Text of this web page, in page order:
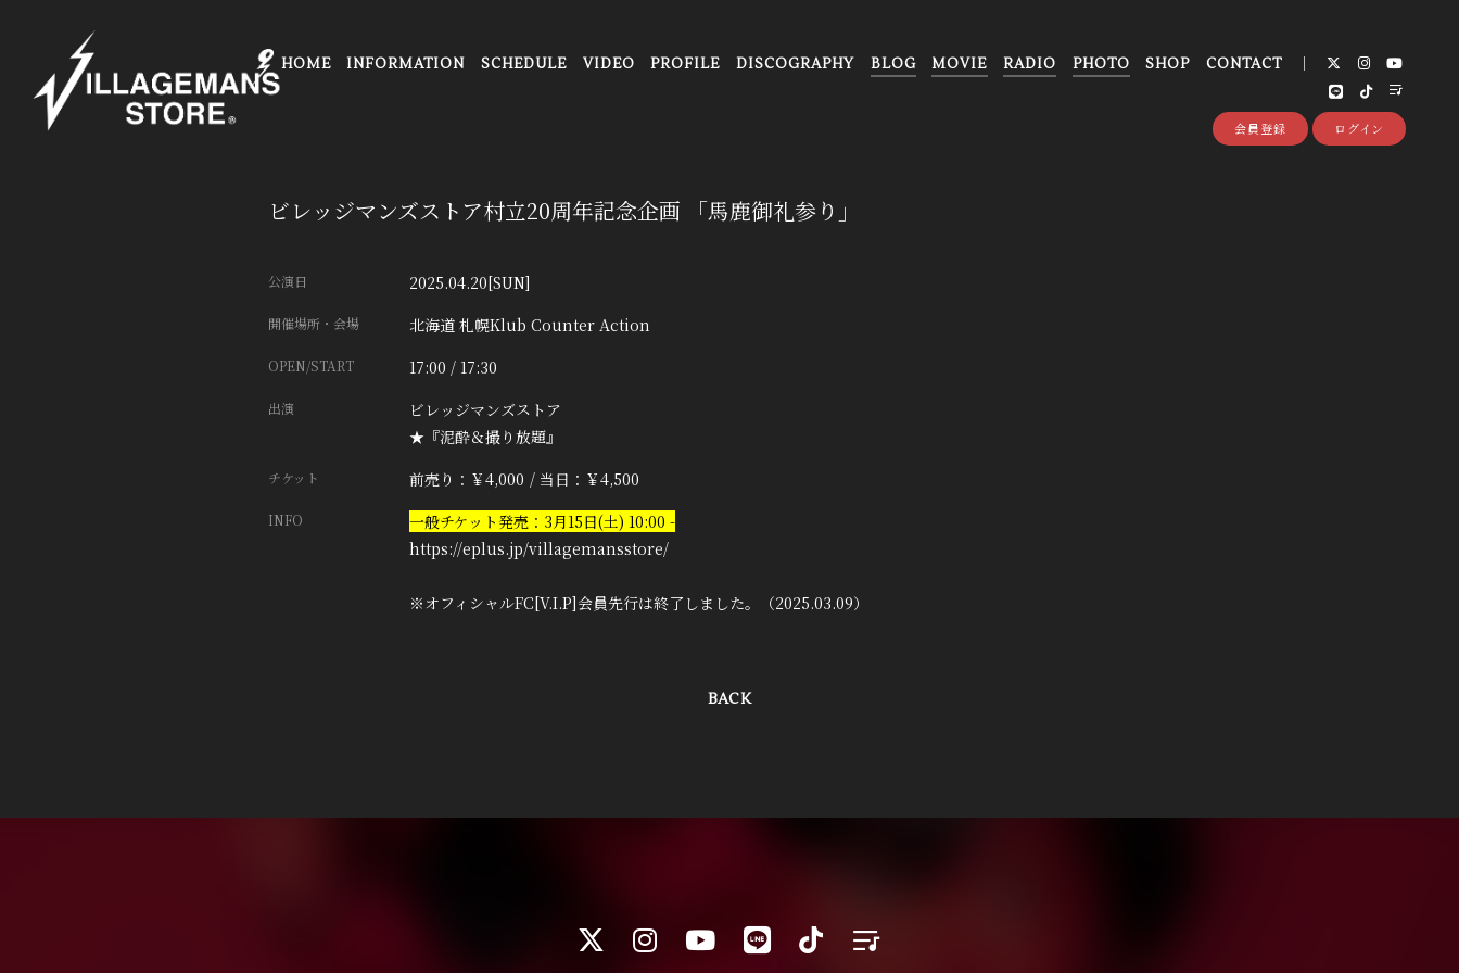
HOME INFORMATION SCHEDULE VIDEO PROFILE DISCOGRAPHY BLOG MOVIE RADIO PHOTO SHOP CONTACT
会員登録 ログイン
ビレッジマンズストア村立20周年記念企画 「馬鹿御礼参り」
公演日 2025.04.20[SUN]
開催場所・会場 北海道 札幌Klub Counter Action
OPEN/START 17:00 / 17:30
出演
ビレッジマンズストア
★『泥酔＆撮り放題』
チケット 前売り：￥4,000 当日：￥4,500
INFO
一般チケット発売：3月15日(土) 10:00 -
https://eplus.jp/villagemansstore/
※オフィシャルFC[V.I.P]会員先行は終了しました。（2025.03.09）
BACK